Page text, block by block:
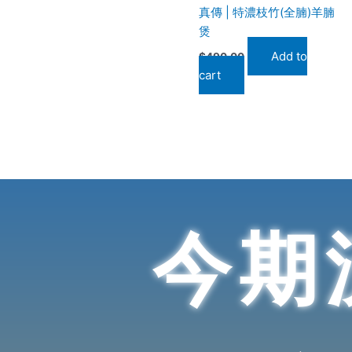
真傳 | 特濃枝竹(全腩)羊腩
煲
$490.00
Add to
cart
今期